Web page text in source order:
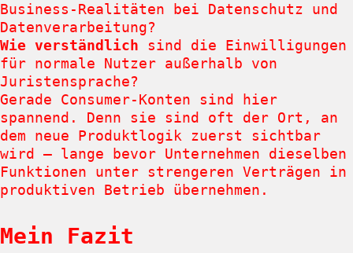
Business-Realitäten bei Datenschutz und
Datenverarbeitung?
Wie verständlich sind die Einwilligungen
für normale Nutzer außerhalb von
Juristensprache?
Gerade Consumer-Konten sind hier
spannend. Denn sie sind oft der Ort, an
dem neue Produktlogik zuerst sichtbar
wird – lange bevor Unternehmen dieselben
Funktionen unter strengeren Verträgen in
produktiven Betrieb übernehmen.
Mein Fazit